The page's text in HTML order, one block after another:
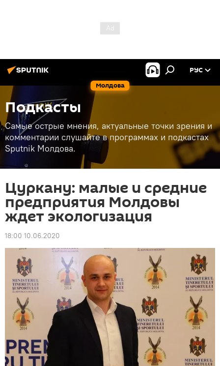
Молдова
РУС
Подкасты
Самые острые мнения, актуальные точки зрения и
комментарии слушайте в программах и подкастах
Sputnik Молдова.
Цуркану: малые и средние
предприятия Молдовы
ждет экологизация
18:00 10.06.2020